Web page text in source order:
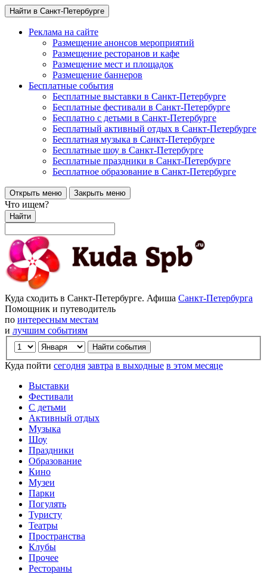
Найти в Санкт-Петербурге
Реклама на сайте
Размещение анонсов мероприятий
Размещение ресторанов и кафе
Размещение мест и площадок
Размещение баннеров
Бесплатные события
Бесплатные выставки в Санкт-Петербурге
Бесплатные фестивали в Санкт-Петербурге
Бесплатно с детьми в Санкт-Петербурге
Бесплатный активный отдых в Санкт-Петербурге
Бесплатная музыка в Санкт-Петербурге
Бесплатные шоу в Санкт-Петербурге
Бесплатные праздники в Санкт-Петербурге
Бесплатное образование в Санкт-Петербурге
Открыть меню Закрыть меню
Что ищем?
Найти
Куда сходить в Санкт-Петербурге. Афиша Санкт-Петербурга
Помощник и путеводитель
по интересным местам
и лучшим событиям
Куда пойти сегодня завтра в выходные в этом месяце
Выставки
Фестивали
С детьми
Активный отдых
Музыка
Шоу
Праздники
Образование
Кино
Музеи
Парки
Погулять
Туристу
Театры
Пространства
Клубы
Прочее
Рестораны